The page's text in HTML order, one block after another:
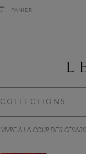
PANIER
COLLECTIONS
VIVRE À LA COUR DES CÉSARS